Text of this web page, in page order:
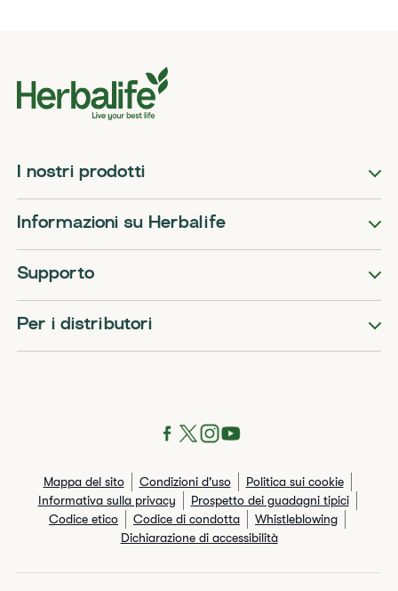
I nostri prodotti
Informazioni su Herbalife
Supporto
Per i distributori
Mappa del sito Condizioni d'uso
Politica sui cookie
Informativa sulla privacy
Prospetto dei guadagni tipici
Codice etico
Codice di condotta
Whistleblowing
Dichiarazione di accessibilità